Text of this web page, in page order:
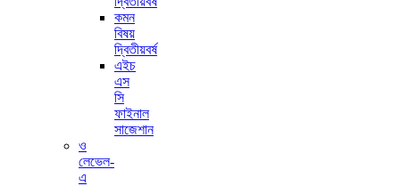
কমন
বিষয়
দ্বিতীয়বর্ষ
এইচ
এস
সি
ফাইনাল
সাজেশান
ও
লেভেল-
এ